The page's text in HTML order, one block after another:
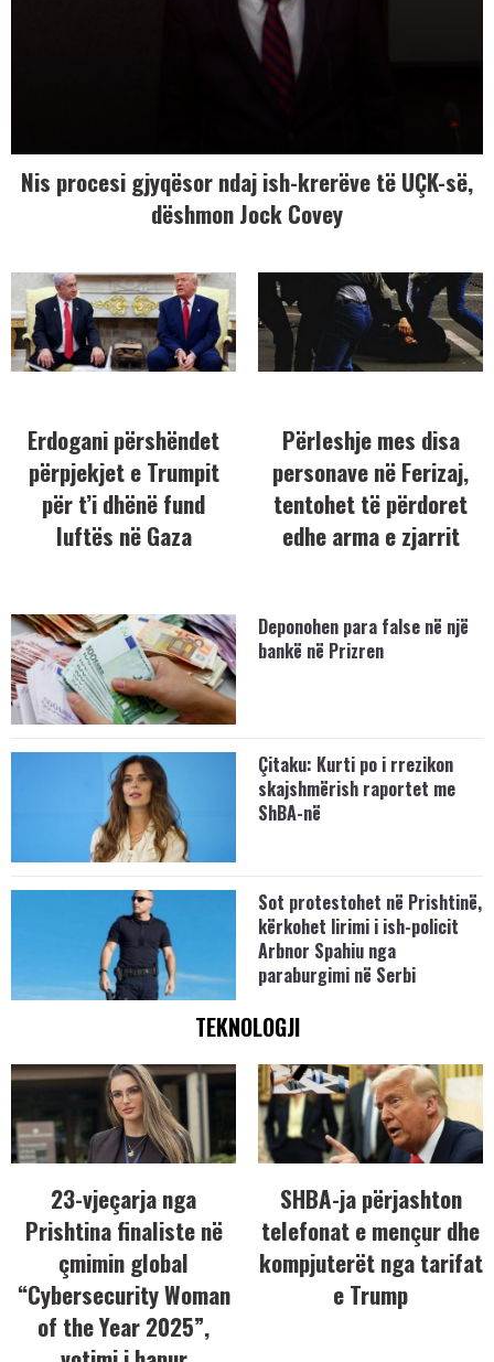
Nis procesi gjyqësor ndaj ish-krerëve të UÇK-së,
dëshmon Jock Covey
Erdogani përshëndet
përpjekjet e Trumpit
për t’i dhënë fund
luftës në Gaza
Përleshje mes disa
personave në Ferizaj,
tentohet të përdoret
edhe arma e zjarrit
Deponohen para false në një
bankë në Prizren
Çitaku: Kurti po i rrezikon
skajshmërish raportet me
ShBA-në
Sot protestohet në Prishtinë,
kërkohet lirimi i ish-policit
Arbnor Spahiu nga
paraburgimi në Serbi
TEKNOLOGJI
23-vjeçarja nga
Prishtina finaliste në
çmimin global
“Cybersecurity Woman
of the Year 2025”,
SHBA-ja përjashton
telefonat e mençur dhe
kompjuterët nga tarifat
e Trump